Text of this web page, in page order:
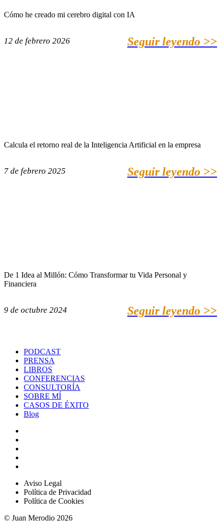
Cómo he creado mi cerebro digital con IA
12 de febrero 2026 Seguir leyendo >>
Calcula el retorno real de la Inteligencia Artificial en la empresa
7 de febrero 2025 Seguir leyendo >>
De 1 Idea al Millón: Cómo Transformar tu Vida Personal y
Financiera
9 de octubre 2024 Seguir leyendo >>
PODCAST
PRENSA
LIBROS
CONFERENCIAS
CONSULTORÍA
SOBRE MÍ
CASOS DE ÉXITO
Blog
Aviso Legal
Política de Privacidad
Política de Cookies
© Juan Merodio 2026